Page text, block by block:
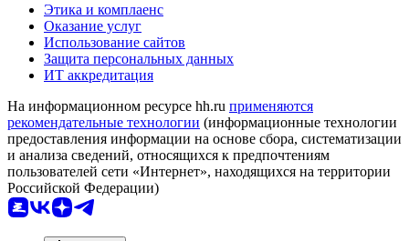
Этика и комплаенс
Оказание услуг
Использование сайтов
Защита персональных данных
ИТ аккредитация
На информационном ресурсе hh.ru применяются
рекомендательные технологии (информационные технологии
предоставления информации на основе сбора, систематизации
и анализа сведений, относящихся к предпочтениям
пользователей сети «Интернет», находящихся на территории
Российской Федерации)